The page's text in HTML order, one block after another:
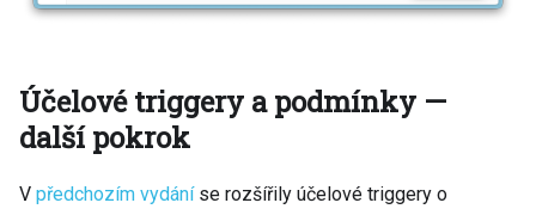
Účelové triggery a podmínky —
další pokrok
V předchozím vydáníse rozšířily účelové triggery o